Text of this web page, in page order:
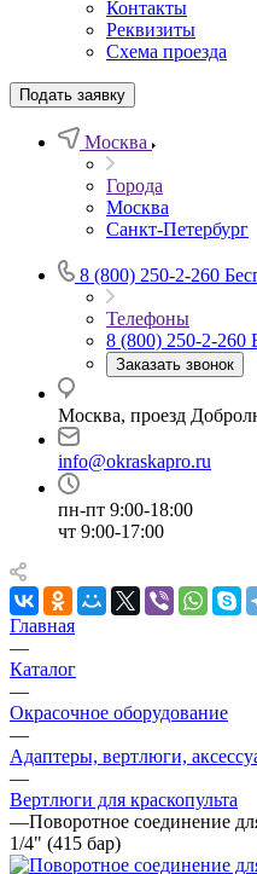
Контакты
Реквизиты
Схема проезда
Подать заявку
Москва
Города
Москва
Санкт-Петербург
8 (800) 250-2-260
Телефоны
8 (800) 250-2-260
Заказать звонок
Москва, проезд
info@okraskapro.ru
пн-пт 9:00-18:00
чт 9:00-17:00
Главная
—
Каталог
—
Окрасочное оборудование
—
Адаптеры, вертлюги,
—
Вертлюги для краскопульта
—Поворотное соединение
1/4" (415 бар)